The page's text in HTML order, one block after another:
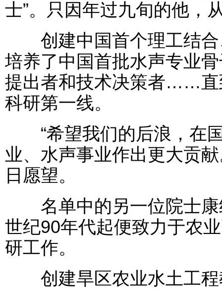
士”。只因年过九旬的他，
创建中国首个理工结合
培养了中国首批水声专业
提出者和技术决策者……直
科研第一线。
“希望我们的后浪，在国
业、水声事业作出更大贡
日愿望。
名单中的另一位院士康
世纪90年代起便致力于农
研工作。
创建旱区农业水土工程